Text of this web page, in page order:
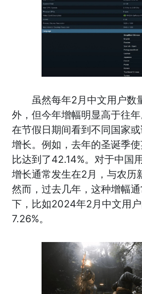
虽然每年2月中文用户数
外，但今年增幅明显高于往
在节假日期间看到不同国家
增长。例如，去年的圣诞季
比达到了42.14%。对于中国
增长通常发生在2月，与农历
然而，过去几年，这种增幅
下，比如2024年2月中文用
7.26%。